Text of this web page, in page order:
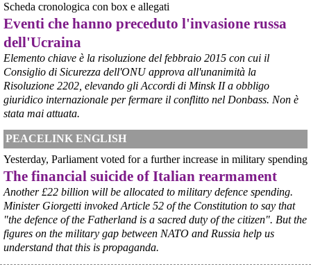
@peacelink - 6/8/2026 21:45
borsaitaliana.it/borsa/notizie
Si sta ragionando su un piano B per Taranto dopo la chiusura
dell’area a caldo dell’ILVA?
@peacelink - 6/8/2026 21:41
cronachetarantine.it/index.php
il Governo ha manifestato l’intenzione di predisporre un
provvedimento straordinario per attenuare le conseguenze
economiche e sociali della prevista fermata dell’area a caldo e ha
chiesto alle rappresentanze del territorio di formulare proposte
concrete per definirne i contenuti. Casartigiani valuta positivamente
questa disponibilità.
#ILVA #Taranto
Scheda cronologica con box e allegati
Eventi che hanno preceduto l'invasione russa
dell'Ucraina
Elemento chiave è la risoluzione del febbraio 2015 con cui il
Consiglio di Sicurezza dell'ONU approva all'unanimità la
Risoluzione 2202, elevando gli Accordi di Minsk II a obbligo
giuridico internazionale per fermare il conflitto nel Donbass. Non è
stata mai attuata.
PEACELINK ENGLISH
Yesterday, Parliament voted for a further increase in military spending
The financial suicide of Italian rearmament
Another £22 billion will be allocated to military defence spending.
Minister Giorgetti invoked Article 52 of the Constitution to say that
"the defence of the Fatherland is a sacred duty of the citizen". But the
figures on the military gap between NATO and Russia help us
understand that this is propaganda.